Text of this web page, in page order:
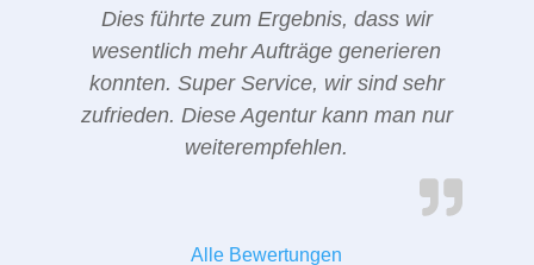
Dies führte zum Ergebnis, dass wir
wesentlich mehr Aufträge generieren
konnten. Super Service, wir sind sehr
zufrieden. Diese Agentur kann man nur
weiterempfehlen.
Alle Bewertungen